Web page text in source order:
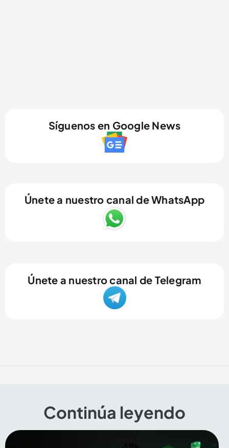
Síguenos en Google News
Únete a nuestro canal de WhatsApp
Únete a nuestro canal de Telegram
Continúa leyendo